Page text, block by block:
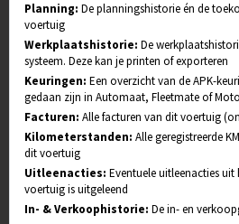
Planning: De planningshistorie én de
voertuig
Werkplaatshistorie: De
systeem. Deze kan je printen of exporteren
Keuringen: Een overzicht van de APK-
gedaan zijn in Automaat, Fleetmate of
Facturen: Alle facturen van dit voertuig
Kilometerstanden: Alle geregistreerde
dit voertuig
Uitleenacties: Eventuele uitleenacties
voertuig is uitgeleend
In- & Verkoophistorie: De in- en